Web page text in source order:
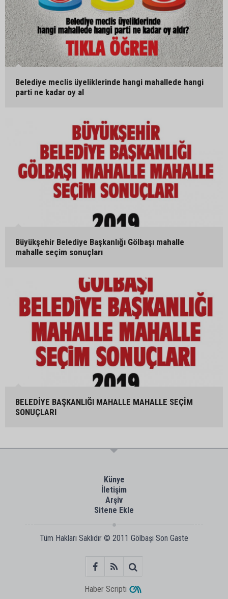
Belediye meclis üyeliklerinde hangi mahallede hangi
parti ne kadar oy al
Büyükşehir Belediye Başkanlığı Gölbaşı mahalle
mahalle seçim sonuçları
BELEDİYE BAŞKANLIĞI MAHALLE MAHALLE SEÇİM
SONUÇLARI
Künye
İletişim
Arşiv
Sitene Ekle
Tüm Hakları Saklıdır © 2011 Gölbaşı Son Gaste
Haber Scripti